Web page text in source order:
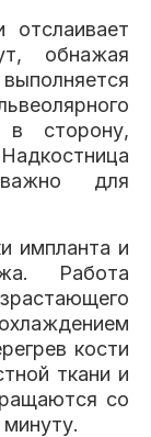
обнажая
в сторону,
для
импланта и
Работа
кости
ткани и
со